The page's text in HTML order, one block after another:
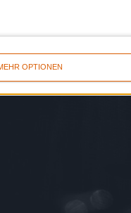
OPTIONEN